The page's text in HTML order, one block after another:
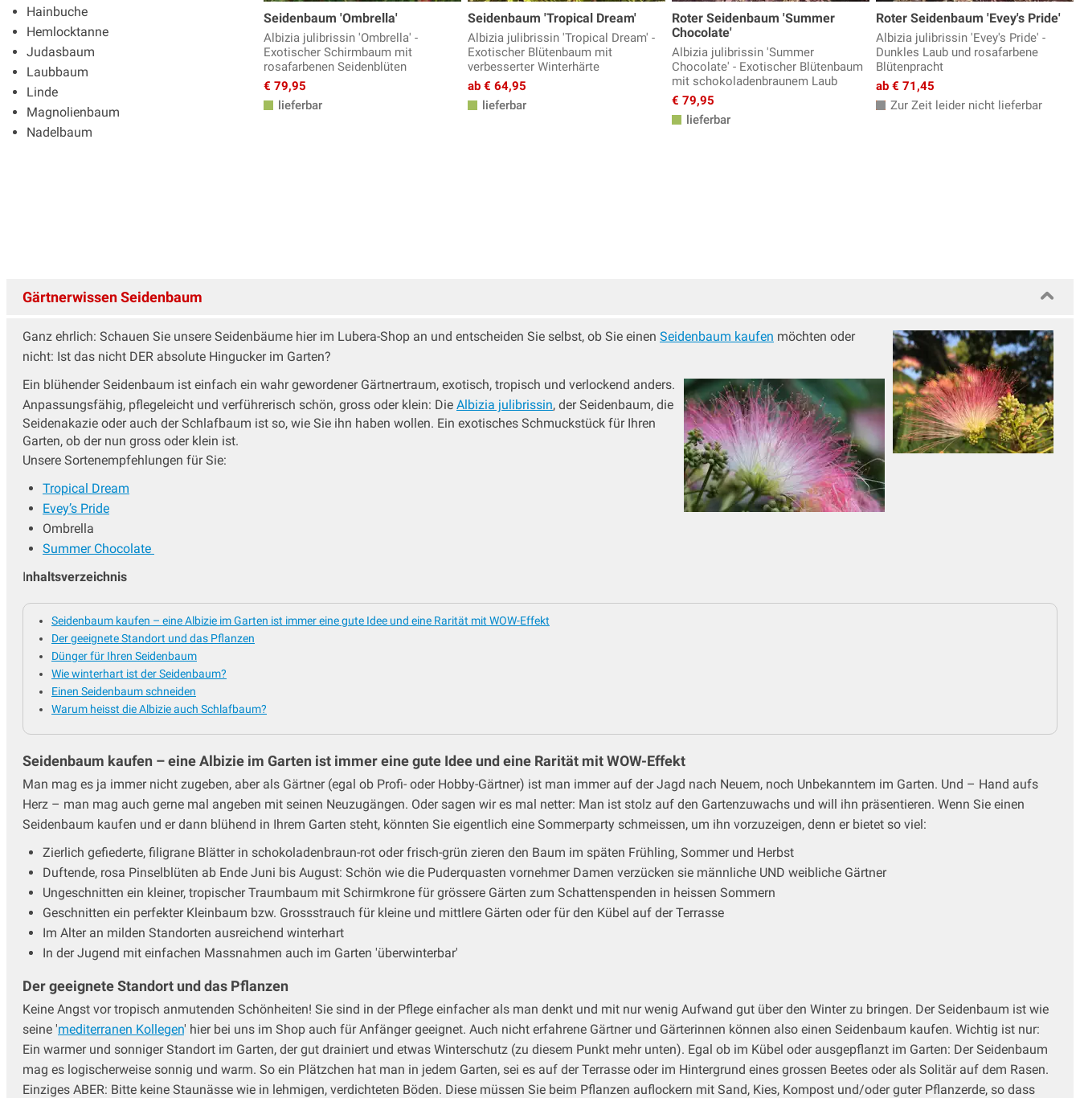
Hainbuche
Hemlocktanne
Judasbaum
Laubbaum
Linde
Magnolienbaum
Nadelbaum
Zierkirschenbaum
Seidenbaum 'Ombrella'
Albizia julibrissin 'Ombrella' -
Exotischer Schirmbaum mit
rosafarbenen Seidenblüten
€ 79,95
lieferbar
Seidenbaum 'Tropical Dream'
Albizia julibrissin 'Tropical Dream' -
Exotischer Blütenbaum mit
verbesserter Winterhärte
ab € 64,95
lieferbar
Roter Seidenbaum 'Summer
Chocolate'
Albizia julibrissin 'Summer
Chocolate' - Exotischer Blütenbaum
mit schokoladenbraunem Laub
€ 79,95
lieferbar
Roter Seidenbaum 'Evey's Pride'
Albizia julibrissin 'Evey's Pride' -
Dunkles Laub und rosafarbene
Blütenpracht
ab € 71,45
Zur Zeit leider nicht lieferbar
Gärtnerwissen Seidenbaum
Ganz ehrlich: Schauen Sie unsere Seidenbäume hier im Lubera-Shop an und entscheiden Sie selbst, ob Sie einen Seidenbaum kaufen möchten oder
nicht: Ist das nicht DER absolute Hingucker im Garten?
Ein blühender Seidenbaum ist einfach ein wahr gewordener Gärtnertraum, exotisch, tropisch und verlockend anders.
Anpassungsfähig, pflegeleicht und verführerisch schön, gross oder klein: Die Albizia julibrissin, der Seidenbaum, die
Seidenakazie oder auch der Schlafbaum ist so, wie Sie ihn haben wollen. Ein exotisches Schmuckstück für Ihren
Garten, ob der nun gross oder klein ist.
Unsere Sortenempfehlungen für Sie:
Tropical Dream
Evey’s Pride
Ombrella
Summer Chocolate
Inhaltsverzeichnis
Seidenbaum kaufen – eine Albizie im Garten ist immer eine gute Idee und eine Rarität mit WOW-Effekt
Der geeignete Standort und das Pflanzen
Dünger für Ihren Seidenbaum
Wie winterhart ist der Seidenbaum?
Einen Seidenbaum schneiden
Warum heisst die Albizie auch Schlafbaum?
Seidenbaum kaufen – eine Albizie im Garten ist immer eine gute Idee und eine Rarität mit WOW-Effekt
Man mag es ja immer nicht zugeben, aber als Gärtner (egal ob Profi- oder Hobby-Gärtner) ist man immer auf der Jagd nach Neuem, noch Unbekanntem im Garten. Und – Hand aufs
Herz – man mag auch gerne mal angeben mit seinen Neuzugängen. Oder sagen wir es mal netter: Man ist stolz auf den Gartenzuwachs und will ihn präsentieren. Wenn Sie einen
Seidenbaum kaufen und er dann blühend in Ihrem Garten steht, könnten Sie eigentlich eine Sommerparty schmeissen, um ihn vorzuzeigen, denn er bietet so viel:
Zierlich gefiederte, filigrane Blätter in schokoladenbraun-rot oder frisch-grün zieren den Baum im späten Frühling, Sommer und Herbst
Duftende, rosa Pinselblüten ab Ende Juni bis August: Schön wie die Puderquasten vornehmer Damen verzücken sie männliche UND weibliche Gärtner
Ungeschnitten ein kleiner, tropischer Traumbaum mit Schirmkrone für grössere Gärten zum Schattenspenden in heissen Sommern
Geschnitten ein perfekter Kleinbaum bzw. Grossstrauch für kleine und mittlere Gärten oder für den Kübel auf der Terrasse
Im Alter an milden Standorten ausreichend winterhart
In der Jugend mit einfachen Massnahmen auch im Garten 'überwinterbar'
Der geeignete Standort und das Pflanzen
Keine Angst vor tropisch anmutenden Schönheiten! Sie sind in der Pflege einfacher als man denkt und mit nur wenig Aufwand gut über den Winter zu bringen. Der Seidenbaum ist wie
seine 'mediterranen Kollegen' hier bei uns im Shop auch für Anfänger geeignet. Auch nicht erfahrene Gärtner und Gärterinnen können also einen Seidenbaum kaufen. Wichtig ist nur:
Ein warmer und sonniger Standort im Garten, der gut drainiert und etwas Winterschutz (zu diesem Punkt mehr unten). Egal ob im Kübel oder ausgepflanzt im Garten: Der Seidenbaum
mag es logischerweise sonnig und warm. So ein Plätzchen hat man in jedem Garten, sei es auf der Terrasse oder im Hintergrund eines grossen Beetes oder als Solitär auf dem Rasen.
Einziges ABER: Bitte keine Staunässe wie in lehmigen, verdichteten Böden. Diese müssen Sie beim Pflanzen auflockern mit Sand, Kies, Kompost und/oder guter Pflanzerde, so dass